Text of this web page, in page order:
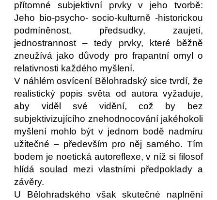
přítomné subjektivní prvky v jeho tvorbě:
Jeho bio-psycho- socio-kulturně -historickou
podmíněnost, předsudky, zaujetí,
jednostrannost – tedy prvky, které běžně
zneužívá jako důvody pro frapantní omyl o
relativnosti každého myšlení.
V náhlém osvícení Bělohradský sice tvrdí, že
realistický popis světa od autora vyžaduje,
aby viděl své vidění, což by bez
subjektivizujícího znehodnocování jakéhokoli
myšlení mohlo být v jednom bodě nadmíru
užitečné – především pro něj samého. Tím
bodem je noetická autoreflexe, v níž si filosof
hlídá soulad mezi vlastními předpoklady a
závěry.
U Bělohradského však skutečné naplnění